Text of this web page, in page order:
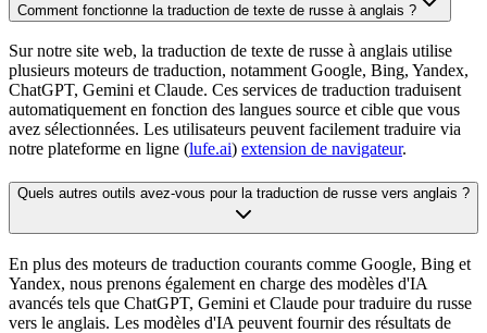
Comment fonctionne la traduction de texte de russe à anglais ?
Sur notre site web, la traduction de texte de russe à anglais utilise
plusieurs moteurs de traduction, notamment Google, Bing, Yandex,
ChatGPT, Gemini et Claude. Ces services de traduction traduisent
automatiquement en fonction des langues source et cible que vous
avez sélectionnées. Les utilisateurs peuvent facilement traduire via
notre plateforme en ligne (lufe.ai) extension de navigateur.
Quels autres outils avez-vous pour la traduction de russe vers anglais ?
En plus des moteurs de traduction courants comme Google, Bing et
Yandex, nous prenons également en charge des modèles d'IA
avancés tels que ChatGPT, Gemini et Claude pour traduire du russe
vers le anglais. Les modèles d'IA peuvent fournir des résultats de